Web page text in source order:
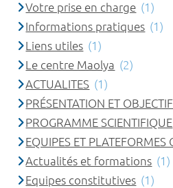
Votre prise en charge (1)
Informations pratiques (1)
Liens utiles (1)
Le centre Maolya (2)
ACTUALITES (1)
PRÉSENTATION ET
PROGRAMME SCIENTIFIQUE
EQUIPES ET PLATEFORMES
Actualités et formations (1)
Equipes constitutives (1)